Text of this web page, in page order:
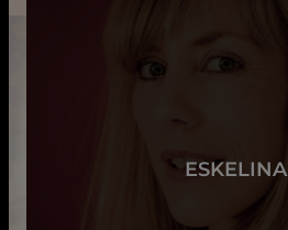
ESKELINA